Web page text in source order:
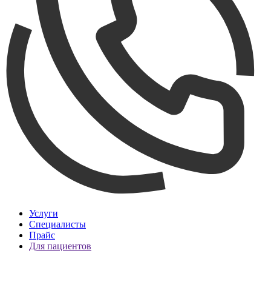
Услуги
Специалисты
Прайс
Для пациентов